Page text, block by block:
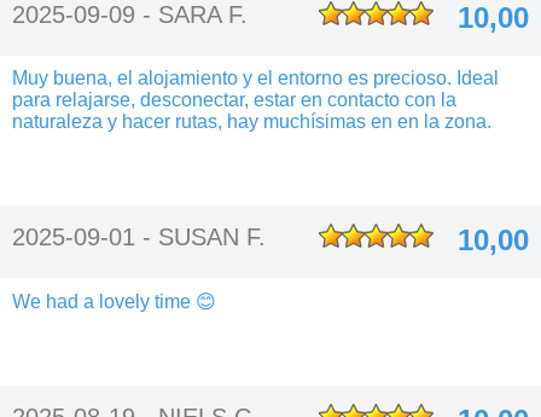
2025-09-09 - SARA F. 10,00
Muy buena, el alojamiento y el entorno es precioso. Ideal
para relajarse, desconectar, estar en contacto con la
naturaleza y hacer rutas, hay muchísimas en en la zona.
2025-09-01 - SUSAN F. 10,00
We had a lovely time 😊